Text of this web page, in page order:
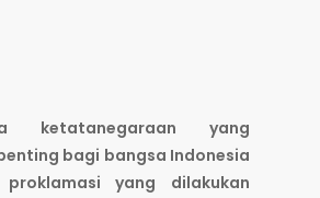
ketatanegaraan yang
bagi bangsa Indonesia
proklamasi yang dilakukan